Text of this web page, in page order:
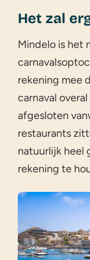
Het zal
Mindelo is het
rekening mee
carnaval
afgesloten
restaurants
natuurlijk heel
rekening te